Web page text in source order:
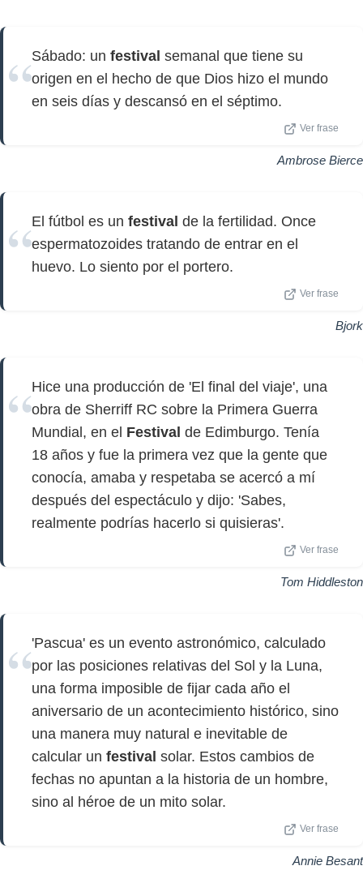
Sábado: un festival semanal que tiene su
origen en el hecho de que Dios hizo el mundo
en seis días y descansó en el séptimo.
Ver frase
Ambrose Bierce
El fútbol es un festival de la fertilidad. Once
espermatozoides tratando de entrar en el
huevo. Lo siento por el portero.
Ver frase
Bjork
Hice una producción de 'El final del viaje', una
obra de Sherriff RC sobre la Primera Guerra
Mundial, en el Festival de Edimburgo. Tenía
18 años y fue la primera vez que la gente que
conocía, amaba y respetaba se acercó a mí
después del espectáculo y dijo: 'Sabes,
realmente podrías hacerlo si quisieras'.
Ver frase
Tom Hiddleston
'Pascua' es un evento astronómico, calculado
por las posiciones relativas del Sol y la Luna,
una forma imposible de fijar cada año el
aniversario de un acontecimiento histórico, sino
una manera muy natural e inevitable de
calcular un festival solar. Estos cambios de
fechas no apuntan a la historia de un hombre,
sino al héroe de un mito solar.
Ver frase
Annie Besant